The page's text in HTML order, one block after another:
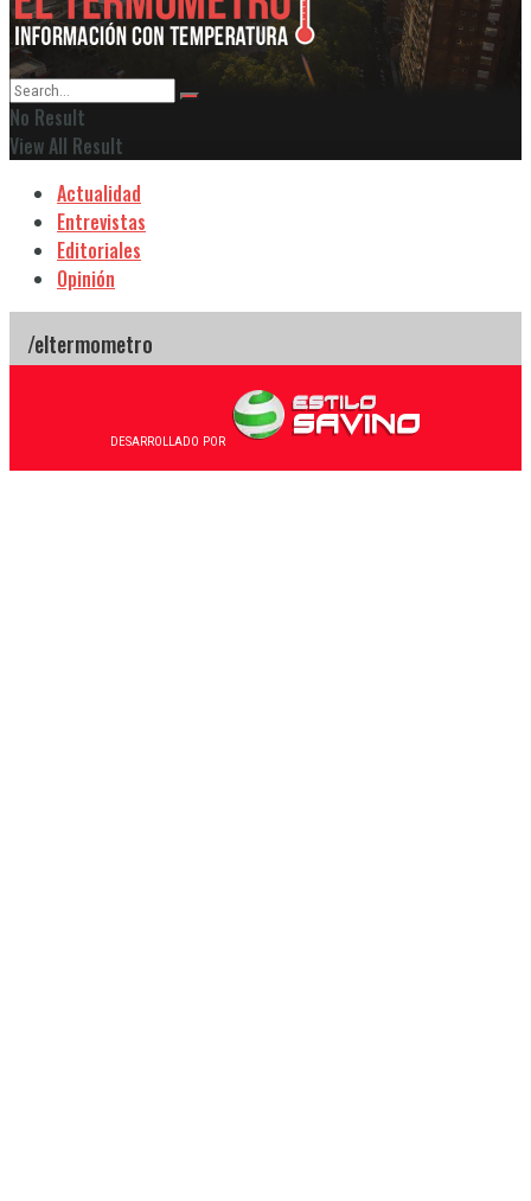
No Result
View All Result
Actualidad
Entrevistas
Editoriales
Opinión
DESARROLLADO POR